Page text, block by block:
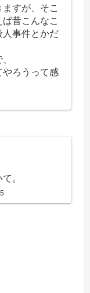
すが、そこ
昔こんなこ
事件とかだ
ろうって感
。